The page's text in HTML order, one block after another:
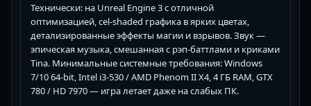
Технически: на Unreal Engine 3 с отличной
оптимизацией, cel-shaded графика в ярких цветах,
детализированные эффекты магии и взрывов. Звук —
эпическая музыка, смешанная с рэп-баттлами и криками
Tina. Минимальные системные требования: Windows
7/10 64-bit, Intel i3-530 / AMD Phenom II X4, 4 ГБ RAM, GTX
780 / HD 7970 — игра летает даже на слабых ПК.